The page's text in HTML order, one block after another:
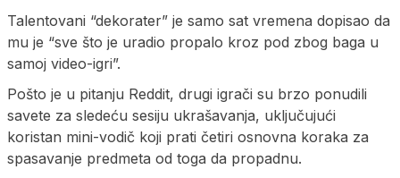
Talentovani “dekorater” je samo sat vremena dopisao da
mu je “sve što je uradio propalo kroz pod zbog baga u
samoj video-igri”.
Pošto je u pitanju Reddit, drugi igrači su brzo ponudili
savete za sledeću sesiju ukrašavanja, uključujući
koristan mini-vodič koji prati četiri osnovna koraka za
spasavanje predmeta od toga da propadnu.